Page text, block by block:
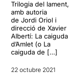
Trilogia del lament,
amb autoria
de Jordi Oriol i
direcció de Xavier
Albertí: La caiguda
d’Amlet (o La
caiguda de […]
22 octubre 2021